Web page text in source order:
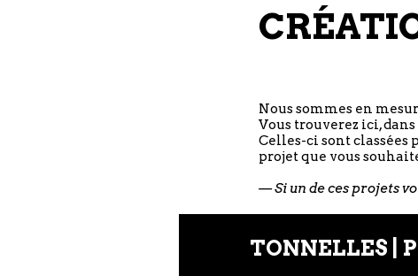
Nous sommes en
Vous trouverez ici,
Celles-ci sont
projet que vous
— Si un de ces projets
TONNELLES |